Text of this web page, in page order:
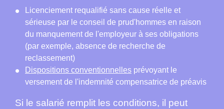
Licenciement requalifié sans cause réelle et
sérieuse par le conseil de prud'hommes en raison
du manquement de l'employeur à ses obligations
(par exemple, absence de recherche de
reclassement)
Dispositions conventionnelles prévoyant le
versement de l'indemnité compensatrice de préavis
Si le salarié remplit les conditions, il peut